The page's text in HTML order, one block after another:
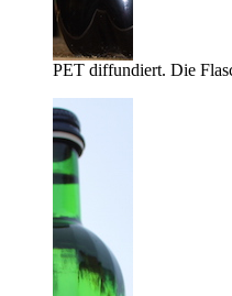
PET diffundiert. Die